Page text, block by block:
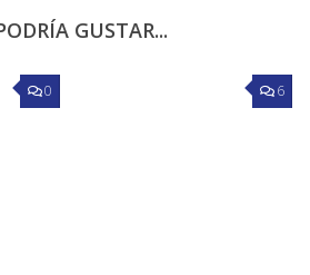
GUSTAR...
0 6